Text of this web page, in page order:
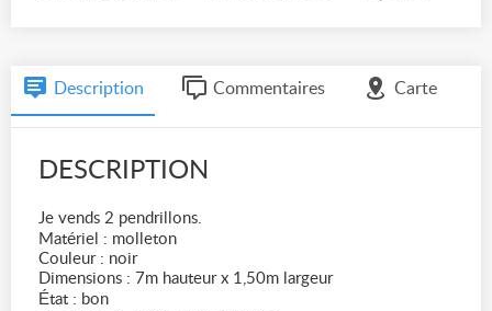
Description Commentaires Carte
DESCRIPTION
Je vends 2 pendrillons.
Matériel : molleton
Couleur : noir
Dimensions : 7m hauteur x 1,50m largeur
État : bon